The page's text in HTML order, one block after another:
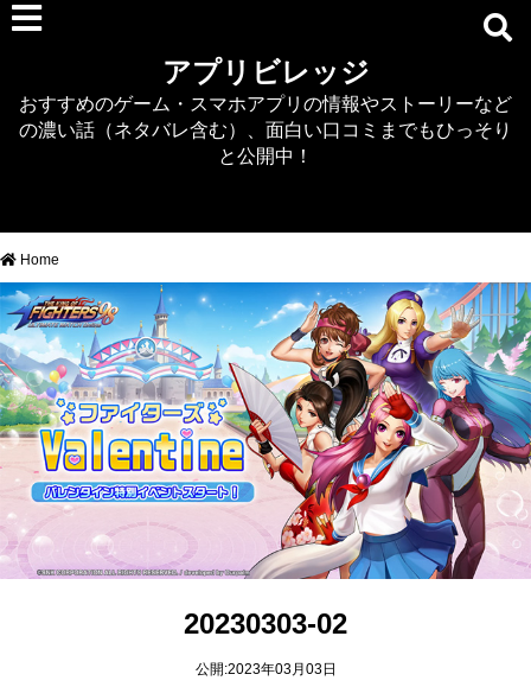
デタリキZ
アナザーエデン
RTS/MOBA
アクション
シミュレーション
牧場婚活
DEAD OR ALIVE XVV
パズル/クイズ
ノベル
おすすめ
アプリビレッジ
おすすめのゲーム・スマホアプリの情報やストーリーなど
の濃い話（ネタバレ含む）、面白い口コミまでもひっそり
と公開中！
Home
20230303-02
公開:2023年03月03日